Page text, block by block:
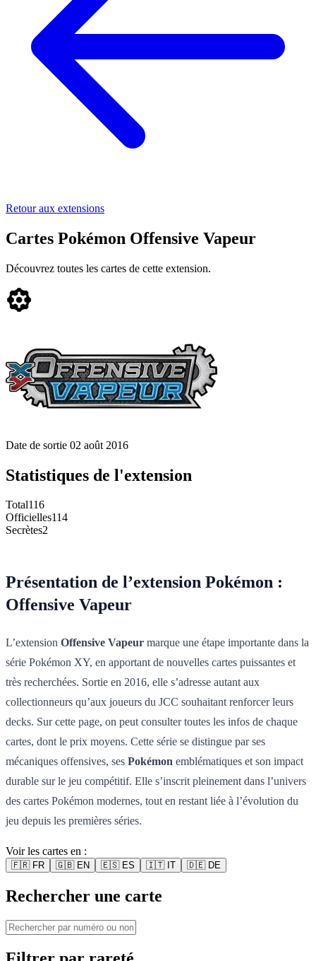
Retour aux extensions
Cartes Pokémon Offensive Vapeur
Découvrez toutes les cartes de cette extension.
Date de sortie 02 août 2016
Statistiques de l'extension
Total116
Officielles114
Secrètes2
Présentation de l’extension Pokémon :
Offensive Vapeur
L’extension Offensive Vapeur marque une étape importante dans la
série Pokémon XY, en apportant de nouvelles cartes puissantes et
très recherchées. Sortie en 2016, elle s’adresse autant aux
collectionneurs qu’aux joueurs du JCC souhaitant renforcer leurs
decks. Sur cette page, on peut consulter toutes les infos de chaque
cartes, dont le prix moyens. Cette série se distingue par ses
mécaniques offensives, ses Pokémon emblématiques et son impact
durable sur le jeu compétitif. Elle s’inscrit pleinement dans l’univers
des cartes Pokémon modernes, tout en restant liée à l’évolution du
jeu depuis les premières séries.
Voir les cartes en :
🇫🇷FR 🇬🇧EN 🇪🇸ES 🇮🇹IT 🇩🇪DE
Rechercher une carte